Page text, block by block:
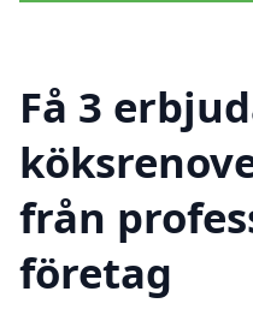
Få 3
från
företag